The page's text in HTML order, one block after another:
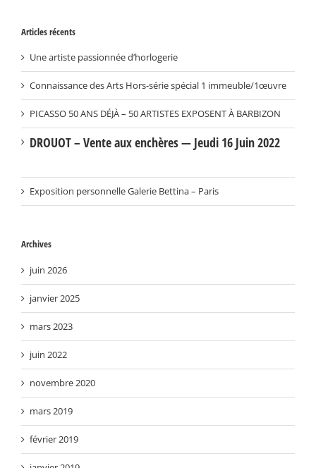
Articles récents
Une artiste passionnée d’horlogerie
Connaissance des Arts Hors-série spécial 1 immeuble/1œuvre
PICASSO 50 ANS DÉJÀ – 50 ARTISTES EXPOSENT À BARBIZON
DROUOT – Vente aux enchères — Jeudi 16 Juin 2022
Exposition personnelle Galerie Bettina – Paris
Archives
juin 2026
janvier 2025
mars 2023
juin 2022
novembre 2020
mars 2019
février 2019